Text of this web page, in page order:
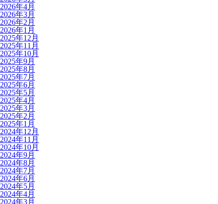
2026年4月
2026年3月
2026年2月
2026年1月
2025年12月
2025年11月
2025年10月
2025年9月
2025年8月
2025年7月
2025年6月
2025年5月
2025年4月
2025年3月
2025年2月
2025年1月
2024年12月
2024年11月
2024年10月
2024年9月
2024年8月
2024年7月
2024年6月
2024年5月
2024年4月
2024年3月